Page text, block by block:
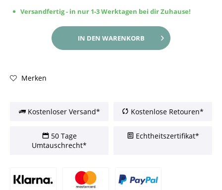
Versandfertig - in nur 1-3 Werktagen bei dir Zuhause!
IN DEN WARENKORB
Merken
Kostenloser Versand* Kostenlose Retouren*
50 Tage
Umtauschrecht*
Echtheitszertifikat*